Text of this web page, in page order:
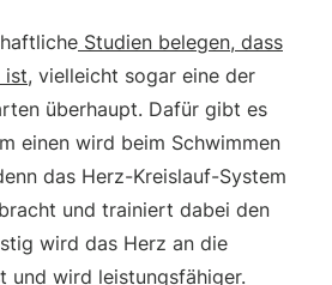
Studien belegen, dass
ist, vielleicht sogar eine der
überhaupt. Dafür gibt es
einen wird beim Schwimmen
das Herz-Kreislauf-System
und trainiert dabei den
wird das Herz an die
und wird leistungsfähiger.